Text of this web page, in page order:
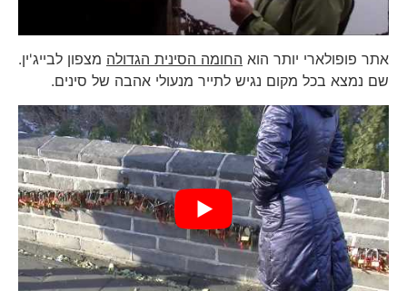
אתר פופולארי יותר הואהחומה הסינית הגדולהמצפון לבייג'ין.
שם נמצא בכל מקום נגיש לתייר מנעולי אהבה של סינים.